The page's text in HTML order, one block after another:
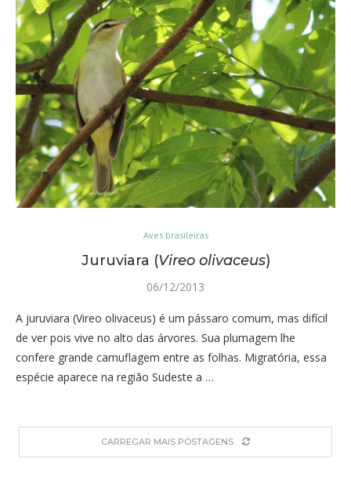
Aves brasileiras
Juruviara (Vireo olivaceus)
06/12/2013
A juruviara (Vireo olivaceus) é um pássaro comum, mas difícil
de ver pois vive no alto das árvores. Sua plumagem lhe
confere grande camuflagem entre as folhas. Migratória, essa
espécie aparece na região Sudeste a …
CARREGAR MAIS POSTAGENS